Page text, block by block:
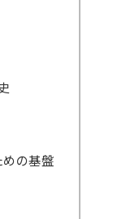
の基盤